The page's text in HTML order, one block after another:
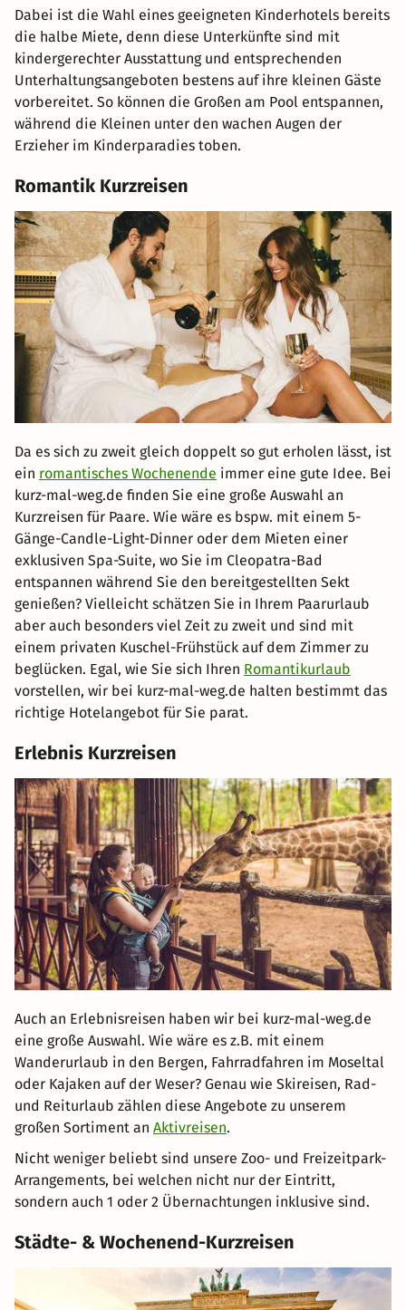
Dabei ist die Wahl eines geeigneten Kinderhotels bereits
die halbe Miete, denn diese Unterkünfte sind mit
kindergerechter Ausstattung und entsprechenden
Unterhaltungsangeboten bestens auf ihre kleinen Gäste
vorbereitet. So können die Großen am Pool entspannen,
während die Kleinen unter den wachen Augen der
Erzieher im Kinderparadies toben.
Romantik Kurzreisen
Da es sich zu zweit gleich doppelt so gut erholen lässt, ist
ein romantisches Wochenende immer eine gute Idee. Bei
kurz-mal-weg.de finden Sie eine große Auswahl an
Kurzreisen für Paare. Wie wäre es bspw. mit einem 5-
Gänge-Candle-Light-Dinner oder dem Mieten einer
exklusiven Spa-Suite, wo Sie im Cleopatra-Bad
entspannen während Sie den bereitgestellten Sekt
genießen? Vielleicht schätzen Sie in Ihrem Paarurlaub
aber auch besonders viel Zeit zu zweit und sind mit
einem privaten Kuschel-Frühstück auf dem Zimmer zu
beglücken. Egal, wie Sie sich Ihren Romantikurlaub
vorstellen, wir bei kurz-mal-weg.de halten bestimmt das
richtige Hotelangebot für Sie parat.
Erlebnis Kurzreisen
Auch an Erlebnisreisen haben wir bei kurz-mal-weg.de
eine große Auswahl. Wie wäre es z.B. mit einem
Wanderurlaub in den Bergen, Fahrradfahren im Moseltal
oder Kajaken auf der Weser? Genau wie Skireisen, Rad-
und Reiturlaub zählen diese Angebote zu unserem
großen Sortiment an Aktivreisen.
Nicht weniger beliebt sind unsere Zoo- und Freizeitpark-
Arrangements, bei welchen nicht nur der Eintritt,
sondern auch 1 oder 2 Übernachtungen inklusive sind.
Städte- & Wochenend-Kurzreisen